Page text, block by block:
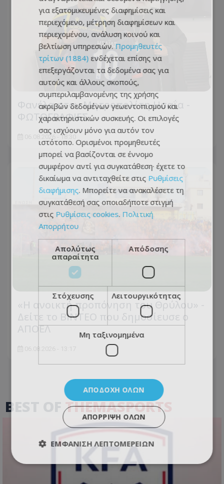
Φανέλα στον Μητροπολίτη Ησαΐα -
ΦΩΤΟΓΡΑΦΙΕΣ
06.08.2026 - 18:30
«Η ανοικτή προπόνηση του Θρύλου» -
Δείτε το ΒΙΝΤΕΟ που δημοσίευσε ο
ΑΠΟΕΛ
BEST OFTHEMASPORTS
για εξατομικευμένες διαφημίσεις και
περιεχόμενο, μέτρηση διαφημίσεων και
περιεχομένου, ανάλυση κοινού και
βελτίωση υπηρεσιών. Προμηθευτές
τρίτων (1884) ενδέχεται επίσης να
επεξεργάζονται τα δεδομένα σας για
αυτούς και άλλους σκοπούς,
συμπεριλαμβανομένης της χρήσης
ακριβών δεδομένων γεωεντοπισμού και
χαρακτηριστικών συσκευής. Οι επιλογές
σας ισχύουν μόνο για αυτόν τον
ιστότοπο. Ορισμένοι προμηθευτές
μπορεί να βασίζονται σε έννομο
συμφέρον αντί για συγκατάθεση· έχετε το
δικαίωμα να αντιταχθείτε στις Ρυθμίσεις
διαφήμισης. Μπορείτε να ανακαλέσετε τη
συγκατάθεσή σας οποιαδήποτε στιγμή
στις Ρυθμίσεις cookies. Πολιτική
Απορρήτου
Απολύτως
απαραίτητα
Απόδοσης
Στόχευσης Λειτουργικότητας
Μη ταξινομημένα
ΑΠΟΔΟΧΉ ΌΛΩΝ
ΑΠΌΡΡΙΨΗ ΌΛΩΝ
ΕΜΦΆΝΙΣΗ ΛΕΠΤΟΜΕΡΕΙΏΝ